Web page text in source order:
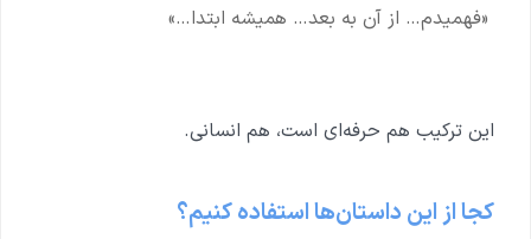
«فهمیدم… از آن به بعد… همیشه ابتدا…»
این ترکیب هم حرفه‌ای است، هم انسانی.
کجا از این داستان‌ها استفاده کنیم؟